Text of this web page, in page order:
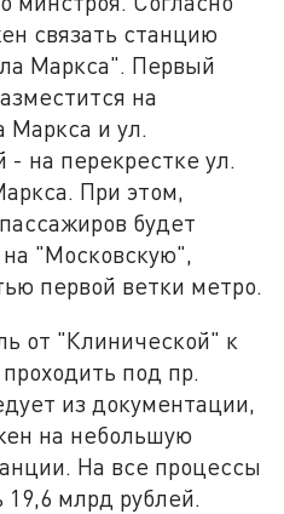
связать станцию
Маркса". Первый
на
Маркса и ул.
на перекрестке ул.
При этом,
будет
"Московскую",
первой ветки метро.
от "Клинической" к
под пр.
из документации,
на небольшую
На все процессы
19,6 млрд рублей.